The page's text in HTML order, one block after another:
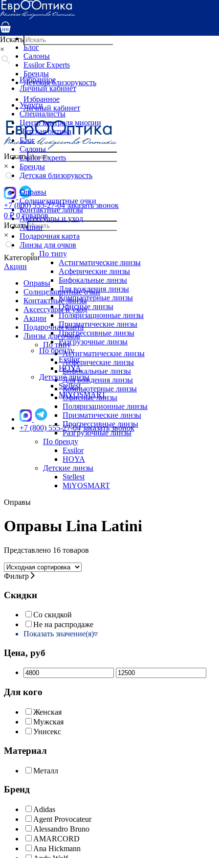
Услуги
Специалисты
Детская оптика
Блог
Салоны
Essilor Experts
Бренды
Детская близорукость
Избранное
Личный кабинет
Искать
×
+7 (800) 555-27-04 заказать звонок
0 ₽ 0 товаров
Искать
×
Категории
Акции
Оправы
Солнцезащитные очки
Контактные линзы
Аксессуары и уход
Акции
Подарочная карта
Линзы для очков
По типу
Астигматические линзы
Асферические линзы
Бифокальные линзы
Для вождения линзы
Компьютерные линзы
Офисные линзы
Поляризационные линзы
Призматические линзы
Прогрессивные линзы
Разгрузочные линзы
По бренду
Essilor
HOYA
Детские линзы
Stellest
MiYOSMART
Искать
×
Избранное
Личный кабинет
Услуги
Специалисты
Центр контроля миопии
Детская оптика
Блог
Салоны
Essilor Experts
Бренды
Детская близорукость
Оправы
Солнцезащитные очки
Контактные линзы
Аксессуары и уход
Акции
Подарочная карта
Линзы для очков
По типу
Астигматические линзы
Асферические линзы
Бифокальные линзы
Для вождения линзы
Компьютерные линзы
Офисные линзы
Поляризационные линзы
Призматические линзы
Прогрессивные линзы
Разгрузочные линзы
По бренду
Essilor
HOYA
Детские линзы
Stellest
MiYOSMART
+7 (800) 555-27-04 заказать звонок
Оправы
Оправы Lina Latini
Представлено 16 товаров
Фильтр
Скидки
Со скидкой
Не на распродаже
Показать значение(я)
Цена, руб
Для кого
Женская
Мужская
Унисекс
Материал
Металл
Бренд
Adidas
Agent Provocateur
Alessandro Bruno
AMARCORD
Ana Hickmann